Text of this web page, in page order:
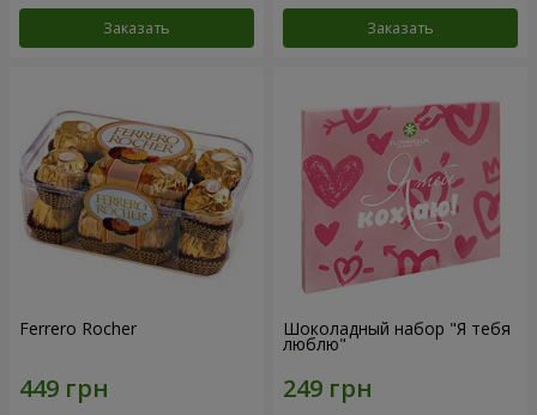
Заказать Заказать
Ferrero Rocher Шоколадный набор "Я тебя
люблю"